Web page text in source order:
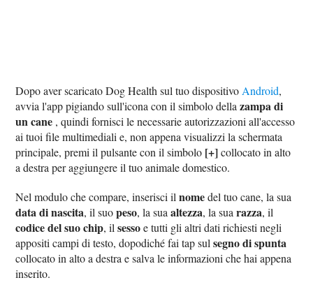
Dopo aver scaricato Dog Health sul tuo dispositivo Android,
avvia l'app pigiando sull'icona con il simbolo dellazampa di
un cane , quindi fornisci le necessarie autorizzazioni all'accesso
ai tuoi file multimediali e, non appena visualizzi la schermata
principale, premi il pulsante con il simbolo [+]collocato in alto
a destra per aggiungere il tuo animale domestico.
Nel modulo che compare, inserisci ilnomedel tuo cane, la sua
data di nascita, il suopeso, la suaaltezza, la suarazza, il
codice del suo chip, ilsessoe tutti gli altri dati richiesti negli
appositi campi di testo, dopodiché fai tap sulsegno di spunta
collocato in alto a destra e salva le informazioni che hai appena
inserito.